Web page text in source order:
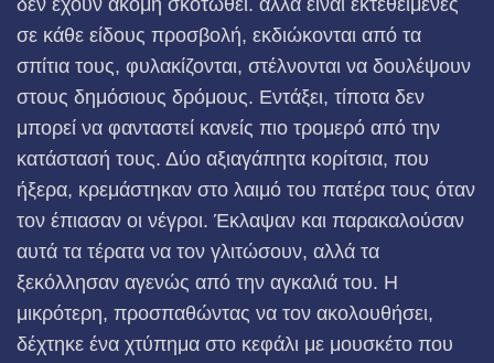
δεν έχουν ακόμη σκοτωθεί. αλλά είναι εκτεθειμένες
σε κάθε είδους προσβολή, εκδιώκονται από τα
σπίτια τους, φυλακίζονται, στέλνονται να δουλέψουν
στους δημόσιους δρόμους. Εντάξει, τίποτα δεν
μπορεί να φανταστεί κανείς πιο τρομερό από την
κατάστασή τους. Δύο αξιαγάπητα κορίτσια, που
ήξερα, κρεμάστηκαν στο λαιμό του πατέρα τους όταν
τον έπιασαν οι νέγροι. Έκλαψαν και παρακαλούσαν
αυτά τα τέρατα να τον γλιτώσουν, αλλά τα
ξεκόλλησαν αγενώς από την αγκαλιά του. Η
μικρότερη, προσπαθώντας να τον ακολουθήσει,
δέχτηκε ένα χτύπημα στο κεφάλι με μουσκέτο που